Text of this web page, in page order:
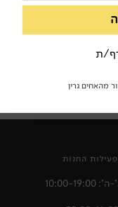
החנות
19:00
ת
מהאחים גרין